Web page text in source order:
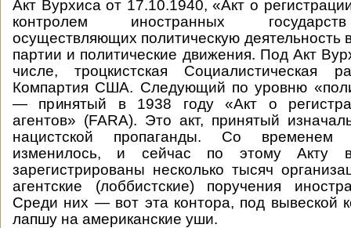
Акт Вурхиса от 17.10.1940, «Акт о
контролем иностранных
осуществляющих политическую
партии и политические движения. Под Акт
числе, троцкистская Социалистическая
Компартия США. Следующий по уровню
— принятый в 1938 году «Акт о
агентов» (FARA). Это акт, принятый
нацистской пропаганды. Со временем
изменилось, и сейчас по этому
зарегистрированы несколько тысяч
агентские (лоббистские) поручения
Среди них — вот эта контора, под вывеской
лапшу на американские уши.